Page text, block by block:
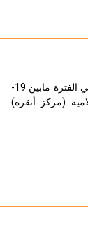
في الحفل الختامي للمؤتمر الدولي الثامن للاقتصاد والتمويل الإسلامي، والذي عقد في الدوحة-قطر في الفترة مابين 19-
(مركز أنقرة)